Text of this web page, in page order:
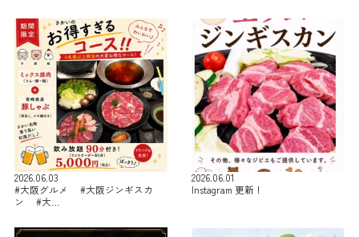
2026.06.03
#大阪グルメ #大阪ジンギスカ
ン #大…
2026.06.01
Instagram 更新！